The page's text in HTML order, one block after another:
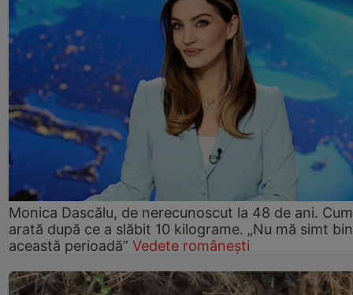
Monica Dascălu, de nerecunoscut la 48 de ani. Cum
arată după ce a slăbit 10 kilograme. „Nu mă simt
această perioadă” Vedete românești